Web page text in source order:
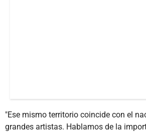
"Ese mismo territorio coincide con el
grandes artistas. Hablamos de la